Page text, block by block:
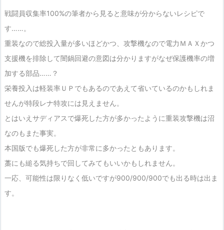
戦闘員収集率100%の筆者から見ると意味が分からないレシピで
す……。
重装なので総投入量が多いほどかつ、攻撃機なので電力ＭＡＸかつ
支援機を排除して闇鍋回避の意図は分かりますがなぜ保護機率の増
加する部品……？
栄養投入は軽装率ＵＰでもあるのであえて省いているのかもしれま
せんが特段レナ特攻には見えません。
とはいえサディアスで爆死した方が多かったように重装攻撃機は沼
なのもまた事実。
本国版でも爆死した方が非常に多かったともあります。
藁にも縋る気持ちで回してみてもいいかもしれません。
一応、可能性は限りなく低いですが900/900/900でも出る時は出ま
す。